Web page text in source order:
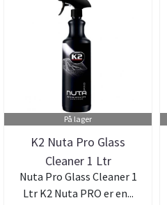
På lager
K2 Nuta Pro Glass
Cleaner 1 Ltr
Nuta Pro Glass Cleaner 1
Ltr K2 Nuta PRO er en...